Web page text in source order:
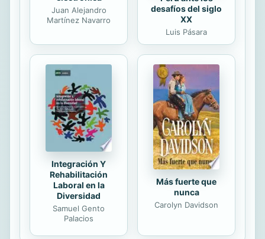
Juan Alejandro
Martínez Navarro
desafíos del siglo
XX
Luis Pásara
Integración Y
Rehabilitación
Laboral en la
Diversidad
Samuel Gento
Palacios
Más fuerte que
nunca
Carolyn Davidson